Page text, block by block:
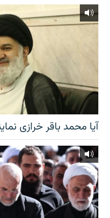
آیا محمد باقر خرازی